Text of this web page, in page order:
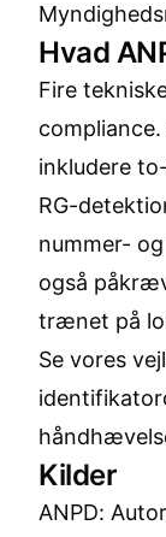
Hvad
Fire
inkludere
RG-
nummer-
også
trænet på
Se vores
Kilder
ANPD: